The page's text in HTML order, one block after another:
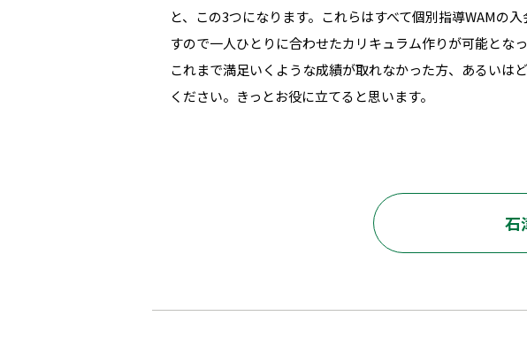
と、この3つになります。これらはすべて個別指導WAMの
すので一人ひとりに合わせたカリキュラム作りが可能とな
これまで満足いくような成績が取れなかった方、あるいは
ください。きっとお役に立てると思います。
石